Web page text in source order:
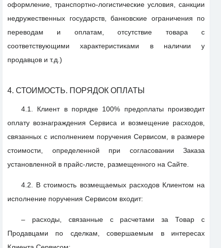
оформление, транспортно-логистические условия, санкции
недружественных государств, банковские ограничения по
переводам и оплатам, отсутствие товара с
соответствующими характеристиками в наличии у
продавцов и т.д.)
4. СТОИМОСТЬ. ПОРЯДОК ОПЛАТЫ
4.1. Клиент в порядке 100% предоплаты производит
оплату вознаграждения Сервиса и возмещение расходов,
связанных с исполнением поручения Сервисом, в размере
стоимости, определенной при согласовании Заказа
установленной в прайс-листе, размещенного на Сайте.
4.2. В стоимость возмещаемых расходов Клиентом на
исполнение поручения Сервисом входит:
– расходы, связанные с расчетами за Товар с
Продавцами по сделкам, совершаемым в интересах